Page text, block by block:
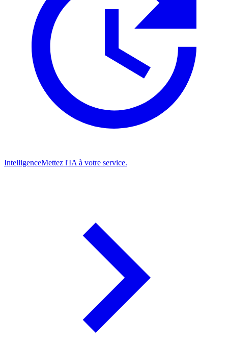
IntelligenceMettez l'IA à votre service.